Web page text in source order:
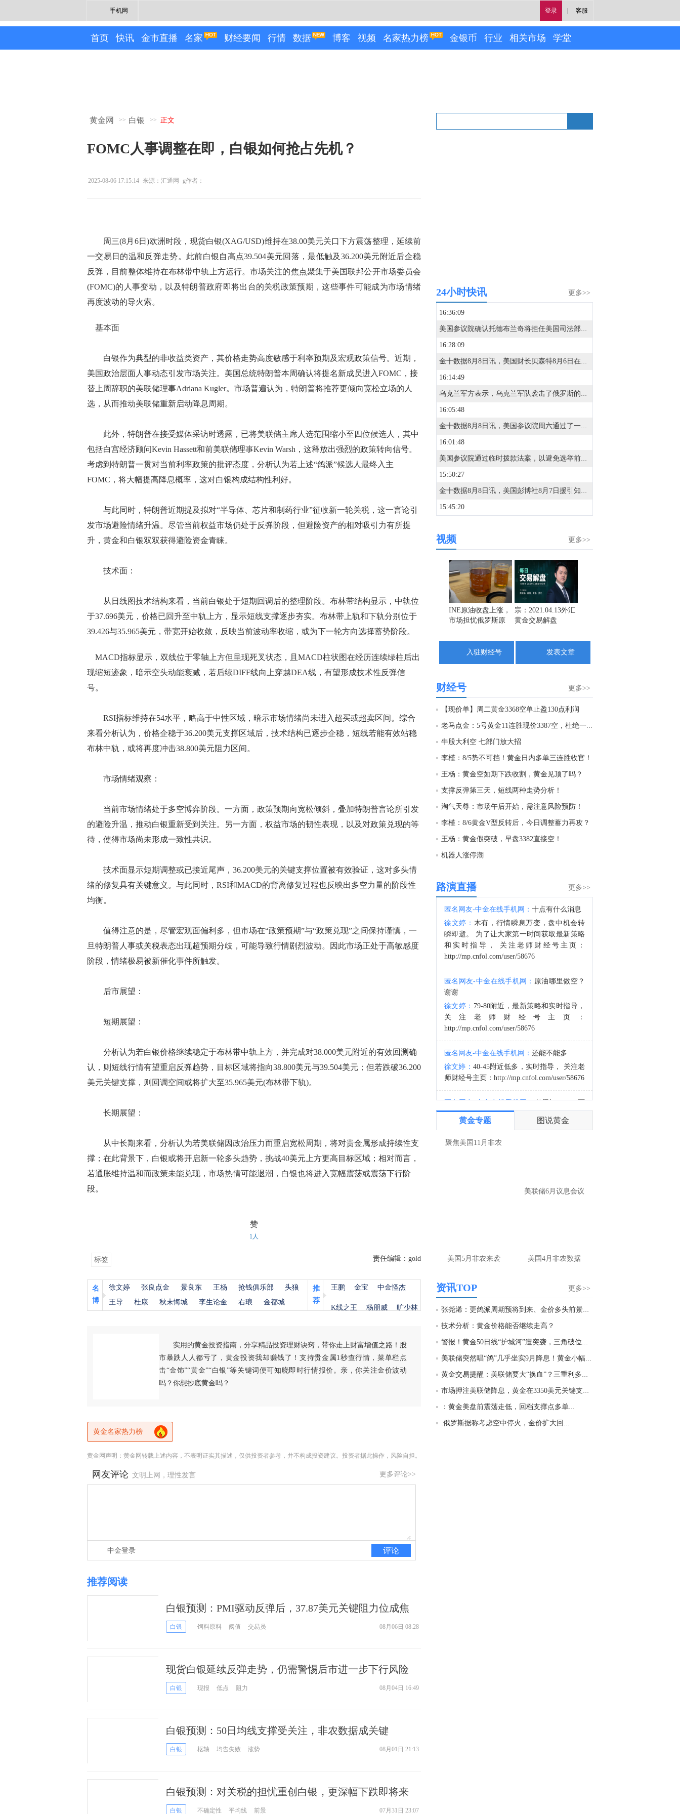
登录 客服
手机网
首页 快讯 金市直播 名家 财经要闻 行情 数据 博客 视频 名家热力榜 金银币 行业 相关市场 学堂
黄金网 >> 白银 >> 正文
FOMC人事调整在即，白银如何抢占先机？
2025-08-06 17:15:14 来源：汇通网 g作者：
周三(8月6日)欧洲时段，现货白银(XAG/USD)维持在38.00美元关口下方震荡整理，延续前
一交易日的温和反弹走势。此前白银自高点39.504美元回落，最低触及36.200美元附近后企稳
反弹，目前整体维持在布林带中轨上方运行。市场关注的焦点聚集于美国联邦公开市场委员会
(FOMC)的人事变动，以及特朗普政府即将出台的关税政策预期，这些事件可能成为市场情绪
再度波动的导火索。
基本面
白银作为典型的非收益类资产，其价格走势高度敏感于利率预期及宏观政策信号。近期，
美国政治层面人事动态引发市场关注。美国总统特朗普本周确认将提名新成员进入FOMC，接
替上周辞职的美联储理事Adriana Kugler。市场普遍认为，特朗普将推荐更倾向宽松立场的人
选，从而推动美联储重新启动降息周期。
此外，特朗普在接受媒体采访时透露，已将美联储主席人选范围缩小至四位候选人，其中
包括白宫经济顾问Kevin Hassett和前美联储理事Kevin Warsh，这释放出强烈的政策转向信号。
考虑到特朗普一贯对当前利率政策的批评态度，分析认为若上述“鸽派”候选人最终入主
FOMC，将大幅提高降息概率，这对白银构成结构性利好。
与此同时，特朗普近期提及拟对“半导体、芯片和制药行业”征收新一轮关税，这一言论引
发市场避险情绪升温。尽管当前权益市场仍处于反弹阶段，但避险资产的相对吸引力有所提
升，黄金和白银双双获得避险资金青睐。
技术面：
从日线图技术结构来看，当前白银处于短期回调后的整理阶段。布林带结构显示，中轨位
于37.696美元，价格已回升至中轨上方，显示短线支撑逐步夯实。布林带上轨和下轨分别位于
39.426与35.965美元，带宽开始收敛，反映当前波动率收缩，或为下一轮方向选择蓄势阶段。
MACD指标显示，双线位于零轴上方但呈现死叉状态，且MACD柱状图在经历连续绿柱后出
现缩短迹象，暗示空头动能衰减，若后续DIFF线向上穿越DEA线，有望形成技术性反弹信
号。
RSI指标维持在54水平，略高于中性区域，暗示市场情绪尚未进入超买或超卖区间。综合
来看分析认为，价格企稳于36.200美元支撑区域后，技术结构已逐步企稳，短线若能有效站稳
布林中轨，或将再度冲击38.800美元阻力区间。
市场情绪观察：
当前市场情绪处于多空博弈阶段。一方面，政策预期向宽松倾斜，叠加特朗普言论所引发
的避险升温，推动白银重新受到关注。另一方面，权益市场的韧性表现，以及对政策兑现的等
待，使得市场尚未形成一致性共识。
技术面显示短期调整或已接近尾声，36.200美元的关键支撑位置被有效验证，这对多头情
绪的修复具有关键意义。与此同时，RSI和MACD的背离修复过程也反映出多空力量的阶段性
均衡。
值得注意的是，尽管宏观面偏利多，但市场在“政策预期”与“政策兑现”之间保持谨慎，一
旦特朗普人事或关税表态出现超预期分歧，可能导致行情剧烈波动。因此市场正处于高敏感度
阶段，情绪极易被新催化事件所触发。
后市展望：
短期展望：
分析认为若白银价格继续稳定于布林带中轨上方，并完成对38.000美元附近的有效回测确
认，则短线行情有望重启反弹趋势，目标区域将指向38.800美元与39.504美元；但若跌破36.200
美元关键支撑，则回调空间或将扩大至35.965美元(布林带下轨)。
长期展望：
从中长期来看，分析认为若美联储因政治压力而重启宽松周期，将对贵金属形成持续性支
撑；在此背景下，白银或将开启新一轮多头趋势，挑战40美元上方更高目标区域；相对而言，
若通胀维持温和而政策未能兑现，市场热情可能退潮，白银也将进入宽幅震荡或震荡下行阶
段。
赞
1人
标签 责任编辑：gold
名
博
徐文婷 张良点金 景良东 王杨 抢钱俱乐部
头狼
王导
杜康 秋末悔城 李生论金 右琅 金都城
推
荐
王鹏 金宝 中金怪杰
K线之王 杨朋威 旷少林
实用的黄金投资指南，分享精品投资理财诀窍，带你走上财富增值之路！股
市暴跌人人都亏了，黄金投资我却赚钱了！支持贵金属1秒查行情，菜单栏点
击“金饰”“黄金”“白银”等关键词便可知晓即时行情报价。亲，你关注金价波动
吗？你想抄底黄金吗？
黄金名家热力榜
黄金网声明：黄金网转载上述内容，不表明证实其描述，仅供投资者参考，并不构成投资建议。投资者据此操作，风险自担。
更多评论>>
网友评论 文明上网，理性发言
评论
中金登录
推荐阅读
白银预测：PMI驱动反弹后，37.87美元关键阻力位成焦
点白银 饲料原料 阈值 交易员 08月06日 08:28
现货白银延续反弹走势，仍需警惕后市进一步下行风险
白银 现报 低点 阻力 08月04日 16:49
白银预测：50日均线支撑受关注，非农数据成关键
白银 枢轴 均告失败 涨势 08月01日 21:13
白银预测：对关税的担忧重创白银，更深幅下跌即将来
临？
白银 不确定性 平均线 前景 07月31日 23:07
更多>>
24小时快讯
16:36:09
美国参议院确认托德布兰奇将担任美国司法部长。
16:28:09
金十数据8月8日讯，美国财长贝森特8月6日在接受美国全国广播公司采访时表示，霍尔木兹海峡永远不会恢复到原来的样子，但他强调，这不是伊朗方面所描绘的那种对伊朗有利的局面，而是指霍尔木兹海峡将失去当前能源运输“咽喉要道”的地位。贝森特说，在未来两年内，霍尔木兹海峡将“变得无关紧要”，原本通过海峡运输的能源中将有超过50%或70%改由地下管道输送。（CCTV国际时讯）
16:14:49
乌克兰军方表示，乌克兰军队袭击了俄罗斯的伊尔斯基和西兹兰石油精炼厂，导致火灾发生。
16:05:48
金十数据8月8日讯，美国参议院周六通过了一项临时措施，为联邦机构提供资金至12月11日，此举旨在避免在11月中期选举前数周发生灾难性的联邦政府停摆。另据福克斯新闻报道，本次投票结果为90票赞成、6票反对，参议员达琳·格雷厄姆（共和党-南卡罗来纳州）投了弃权票。这并不一定能完全避免政府停摆，但有助于防止10月1日（政府新财年开始之日）出现停摆。众议院休会归来后仍需就该法案协调一致。
16:01:48
美国参议院通过临时拨款法案，以避免选举前夕出现政府停摆。
15:50:27
金十数据8月8日讯，美国彭博社8月7日援引知情人士的话报道，美国国防部计划在今年年底前对其正在建设的“金穹”天基导弹防御系统进行首次测试。今年4月，美国太空部队宣布与包括太空探索技术公司、洛克希德-马丁公司在内的12家公司签订合同，研发“金穹”系统中可拦截导弹的天基拦截器。报道援引匿名消息人士的话称，如果拦截导弹系统的地面测试在今年年底前顺利完成，政府准备向相关公司支付6000万美元。此外，预计美国太空部队将从2030年起向通过最终测试的团队采购该系统。（CCTV国际时讯）
15:45:20
15:37:57
15:22:08
14:52:39
金十数据8月8日讯，乌克兰基辅市军政管理局8日通报称，当天凌晨基辅市遭俄军袭击，截至当地时间5时45分，袭击已造成4人受伤，基辅市两个地区发生火灾，相关部门正在开展救援工作。此外，乌克兰基辅州军政管理局通报称，当天基辅州遭俄军无人机袭击，截至目前已造成3人死亡，另有3人受伤。目前俄罗斯方面对此暂无回应。（央视新闻）
13:25:03
13:22:30
金十数据8月8日讯，摩根大通指出，第二季度财报季已进入后期阶段，美国和欧洲约80%-85%的企业已经公布业绩。本季度企业盈利表现强劲，美国和欧洲地区均出现EPS超预期情况，且业绩超预期的企业覆盖范围较广。美国和欧洲报告EPS高于市场预期的公司比例均明显上升。尽管企业进入财报季前市场预期已经处于较高水平，但标普500指数成分股的综合EPS仍继续上行。下调盈利展望的企业比例已经降至2021年以来最低水平。从地区来看，美国和欧洲企业盈利同比增速分别达到25%和23%，均高于市场一致预期。收入增长表现同样健康，美国和欧洲分别达到14%和10%的同比增速。从行业层面看，两大地区盈利增长的很大一部分来自能源行业，主要受地缘冲突推动能源价格上涨的提振。金融行业也是美国和欧洲盈利增长的重要推动力，科技行业同样贡献显著。
更多>>
视频
INE原油收盘上涨，
市场担忧俄罗斯原
宗：2021.04.13外汇
黄金交易解盘
入驻财经号 发表文章
更多>>
财经号
【现价单】周二黄金3368空单止盈130点利润
老马点金：5号黄金11连胜现价3387空，杜绝一切马后炮！
牛股大利空 七部门放大招
李槿：8/5势不可挡！黄金日内多单三连胜收官！
王杨：黄金空如期下跌收割，黄金见顶了吗？
支撑反弹第三天，短线两种走势分析！
淘气天尊：市场午后开始，需注意风险预防！
李槿：8/6黄金V型反转后，今日调整蓄力再攻？
王杨：黄金假突破，早盘3382直接空！
机器人涨停潮
更多>>
路演直播
匿名网友-中金在线手机网： 十点有什么消息
徐文婷： 木有，行情瞬息万变，盘中机会转
瞬即逝。 为了让大家第一时间获取最新策略
和实时指导， 关注老师财经号主页：
http://mp.cnfol.com/user/58676
匿名网友-中金在线手机网： 原油哪里做空？
谢谢
徐文婷： 79-80附近，最新策略和实时指导，
关注老师财经号主页：
http://mp.cnfol.com/user/58676
匿名网友-中金在线手机网： 还能不能多
徐文婷： 40-45附近低多，实时指导， 关注老
师财经号主页：http://mp.cnfol.com/user/58676
匿名网友-中金在线手机网：老师好，4345可
以多吗？
让大家第一时间获取最新策略和实时指
匿名网友-中金在线手机网：
黄金多，看到什
徐文婷：
时指导， 关注老师财经号主页：
http://mp.cnfol.com/user/58676
匿名网友-中金在线手机网：止损多少 老师
徐文婷：7美金
度。70一50？。
徐文婷：带上止损博弈，实时指导， 关注老
师财经号主页：http://mp.cnfol.com/user/58676
匿名网友-中金在线手机网：
老师好，金现在
黄金专题 图说黄金
聚焦美国11月非农
美联储6月议息会议
美国5月非农来袭 美国4月非农数据
更多>>
资讯TOP
张尧浠：更鸽派周期预将到来、金价多头前景仍有...
技术分析：黄金价格能否继续走高？
警报！黄金50日线“护城河”遭突袭，三角破位后...
美联储突然唱“鸽”几乎坐实9月降息！黄金小幅...
黄金交易提醒：美联储要大“换血”？三重利多提...
市场押注美联储降息，黄金在3350美元关键支撑位...
：黄金美盘前震荡走低，回档支撑点多单...
:俄罗斯据称考虑空中停火，金价扩大回...